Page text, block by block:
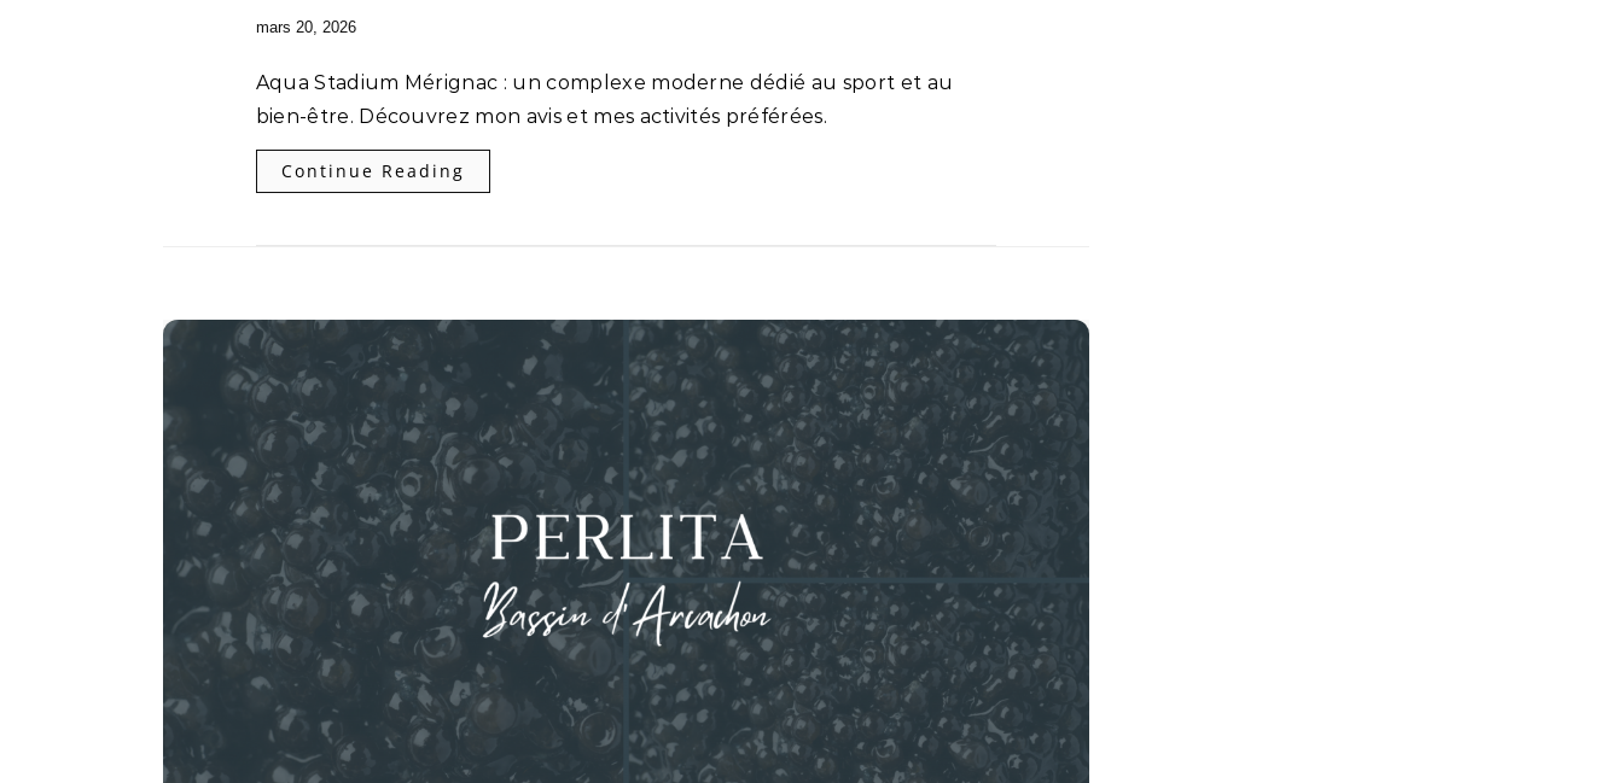
mars 20, 2026
Aqua Stadium Mérignac : un complexe moderne dédié au sport et au
bien-être. Découvrez mon avis et mes activités préférées.
Continue Reading